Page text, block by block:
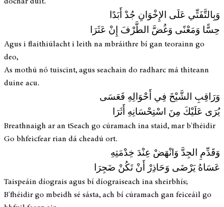
وَبِالتَّفَتِّي عَلَى الإِخْوَانِ جُدْ أَبَدًا
حِسًّا وَمَعْنًى وَغُضَّ الطَّرْفَ إِنْ عَثَرَا
Agus i flaithiúlacht i leith na mbráithre bí gan teorainn go
deo,
As mothú nó tuiscint, agus seachain do radharc má thiteann
duine acu.
وَرَاقِبِ الشَّيْخَ فِي أَحْوَالِهِ فَعَسَى
يُرَى عَلَيْكَ مِنَ اسْتِحْسَانِهِ أَثَرَا
Breathnaigh ar an tSeach go cúramach ina staid, mar b'fhéidir
Go bhfeicfear rian dá cheadú ort.
وَقَدِّمِ الجِدَّ وَانْهَضْ عِنْدَ خِدْمَتِهِ
عَسَاهُ يَرْضَى وَحَاذِرْ أَنْ تَكُنْ ضَجِرَا
Taispeáin díograis agus bí díograiseach ina sheirbhís;
B'fhéidir go mbeidh sé sásta, ach bí cúramach gan feiceáil go